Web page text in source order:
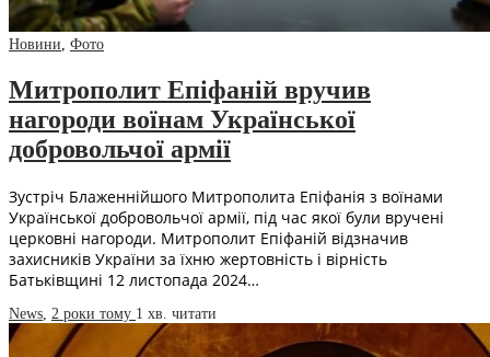
Новини Фото
Митрополит Епіфаній вручив
нагороди воїнам Української
добровольчої армії
Зустріч Блаженнійшого Митрополита Епіфанія з воїнами
Української добровольчої армії, під час якої були вручені
церковні нагороди. Митрополит Епіфаній відзначив
захисників України за їхню жертовність і вірність
Батьківщині 12 листопада 2024…
News 2 роки тому 1 хв. читати